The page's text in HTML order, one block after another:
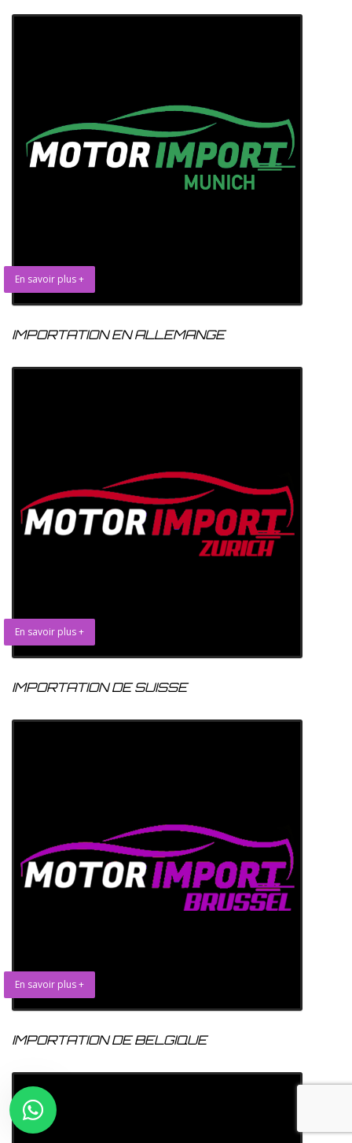
En savoir plus +
IMPORTATION EN ALLEMANGE
En savoir plus +
IMPORTATION DE SUISSE
En savoir plus +
IMPORTATION DE BELGIQUE